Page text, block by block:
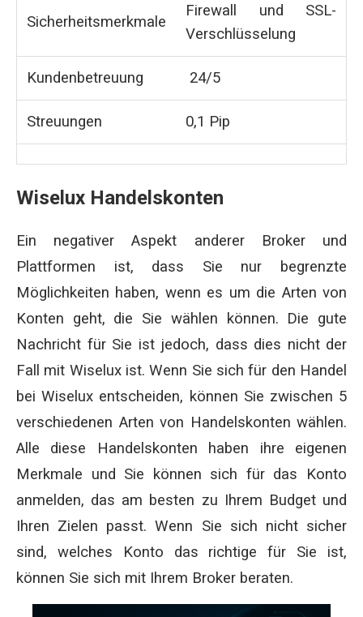
Sicherheitsmerkmale
Firewall und SSL-
Verschlüsselung
Kundenbetreuung 24/5
Streuungen 0,1 Pip
Wiselux Handelskonten
Ein negativer Aspekt anderer Broker und
Plattformen ist, dass Sie nur begrenzte
Möglichkeiten haben, wenn es um die Arten von
Konten geht, die Sie wählen können. Die gute
Nachricht für Sie ist jedoch, dass dies nicht der
Fall mit Wiselux ist. Wenn Sie sich für den Handel
bei Wiselux entscheiden, können Sie zwischen 5
verschiedenen Arten von Handelskonten wählen.
Alle diese Handelskonten haben ihre eigenen
Merkmale und Sie können sich für das Konto
anmelden, das am besten zu Ihrem Budget und
Ihren Zielen passt. Wenn Sie sich nicht sicher
sind, welches Konto das richtige für Sie ist,
können Sie sich mit Ihrem Broker beraten.